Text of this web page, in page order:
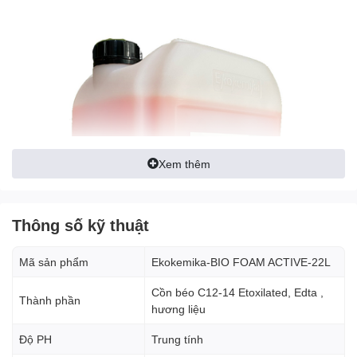
Xem thêm
Thông số kỹ thuật
Mã sản phẩm Ekokemika-BIO FOAM ACTIVE-22L
Thành phần
Cồn béo C12-14 Etoxilated, Edta ,
hương liệu
Độ PH Trung tính